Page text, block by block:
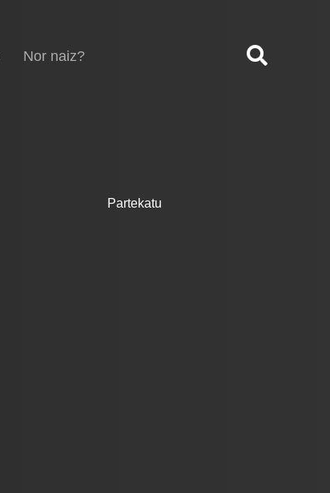
Nor naiz?
Partekatu